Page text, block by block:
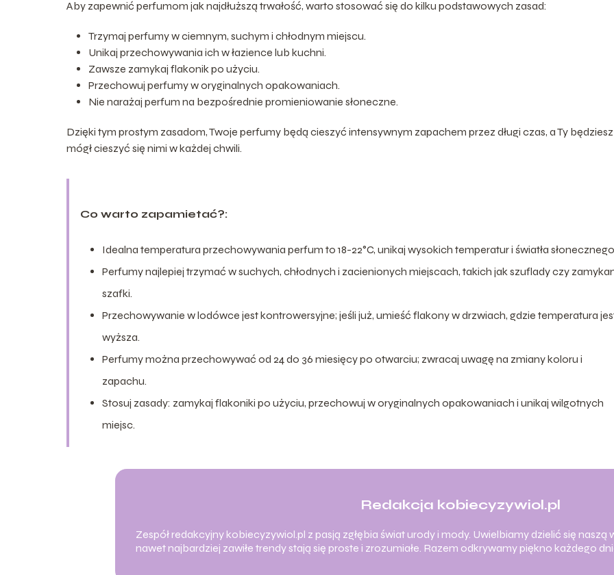
Aby zapewnić perfumom jak najdłuższą trwałość, warto stosować się do kilku podstawowych zasad:
Trzymaj perfumy w ciemnym, suchym i chłodnym miejscu.
Unikaj przechowywania ich w łazience lub kuchni.
Zawsze zamykaj flakonik po użyciu.
Przechowuj perfumy w oryginalnych opakowaniach.
Nie narażaj perfum na bezpośrednie promieniowanie słoneczne.
Dzięki tym prostym zasadom, Twoje perfumy będą cieszyć intensywnym zapachem przez długi czas, a Ty będziesz
mógł cieszyć się nimi w każdej chwili.
Co warto zapamietać?:
Idealna temperatura przechowywania perfum to 18-22°C, unikaj wysokich temperatur i światła
Perfumy najlepiej trzymać w suchych, chłodnych i zacienionych miejscach, takich jak szuflady czy
szafki.
Przechowywanie w lodówce jest kontrowersyjne; jeśli już, umieść flakony w drzwiach, gdzie temperatura
wyższa.
Perfumy można przechowywać od 24 do 36 miesięcy po otwarciu; zwracaj uwagę na zmiany koloru i
zapachu.
Stosuj zasady: zamykaj flakoniki po użyciu, przechowuj w oryginalnych opakowaniach i unikaj wilgotnych
miejsc.
Redakcja kobiecyzywiol.pl
Zespół redakcyjny kobiecyzywiol.pl z pasją zgłębia świat urody i mody. Uwielbiamy dzielić się naszą
nawet najbardziej zawiłe trendy stają się proste i zrozumiałe. Razem odkrywamy piękno każdego